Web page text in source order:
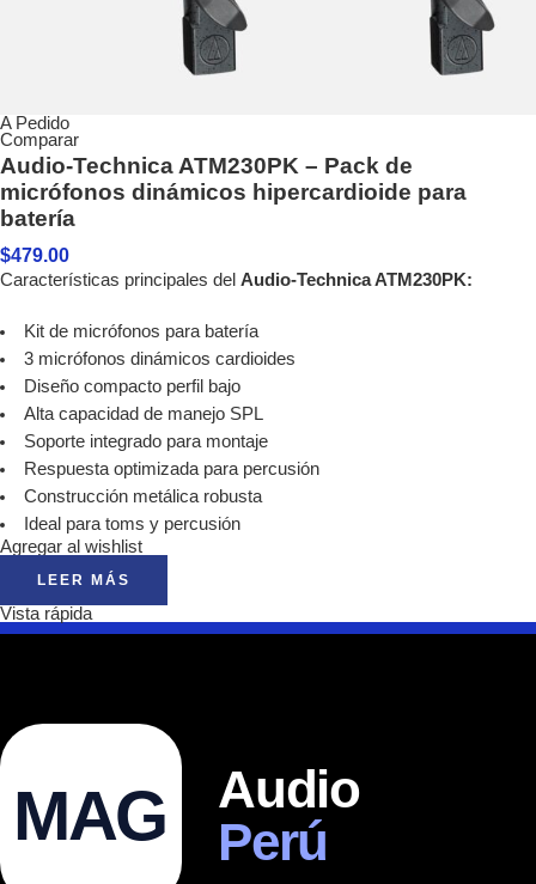
A Pedido
Comparar
Audio-Technica ATM230PK – Pack de
micrófonos dinámicos hipercardioide para
batería
$479.00
Características principales del Audio-Technica ATM230PK:
Kit de micrófonos para batería
3 micrófonos dinámicos cardioides
Diseño compacto perfil bajo
Alta capacidad de manejo SPL
Soporte integrado para montaje
Respuesta optimizada para percusión
Construcción metálica robusta
Ideal para toms y percusión
Agregar al wishlist
LEER MÁS
Vista rápida
MAG
Audio
Perú